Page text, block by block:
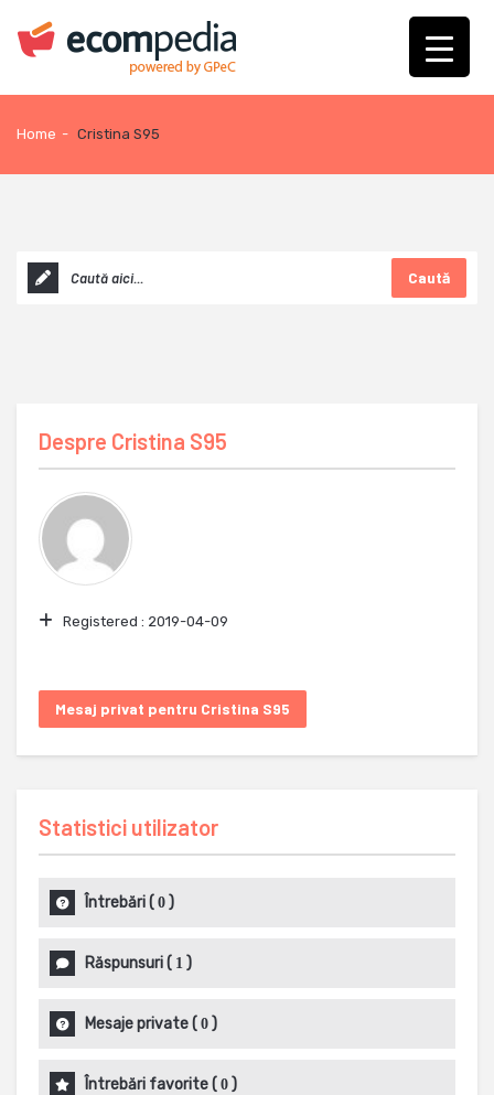
Home - Cristina S95
Caută
Despre Cristina S95
Registered : 2019-04-09
Mesaj privat pentru Cristina S95
Statistici utilizator
Întrebări( 0 )
Răspunsuri( 1 )
Mesaje private( 0 )
Întrebări favorite( 0 )